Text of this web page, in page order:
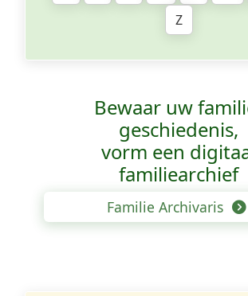
Z
Bewaar uw
geschiedenis,
vorm een
familiearchief
Familie Archivaris